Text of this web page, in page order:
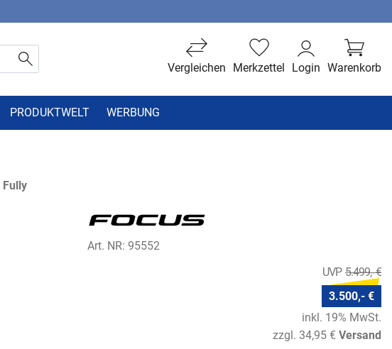
Warenkorb
Login
Merkzettel
Vergleichen
PRODUKTWELT WERBUNG
Fully
Art. NR: 95552
5.499,- €
3.500,- €
inkl. 19% MwSt.
zzgl. 34,95 € Versand